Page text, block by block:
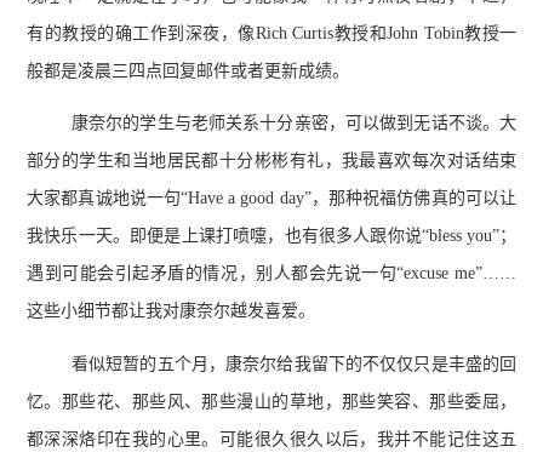
有的教授的确工作到深夜，像Rich Curtis教授和John Tobin教授一
般都是凌晨三四点回复邮件或者更新成绩。
康奈尔的学生与老师关系十分亲密，可以做到无话不谈。大
部分的学生和当地居民都十分彬彬有礼，我最喜欢每次对话结束
大家都真诚地说一句“Have a good day”，那种祝福仿佛真的可以让
我快乐一天。即便是上课打喷嚏，也有很多人跟你说“bless you”；
遇到可能会引起矛盾的情况，别人都会先说一句“excuse me”……
这些小细节都让我对康奈尔越发喜爱。
看似短暂的五个月，康奈尔给我留下的不仅仅只是丰盛的回
忆。那些花、那些风、那些漫山的草地，那些笑容、那些委屈，
都深深烙印在我的心里。可能很久很久以后，我并不能记住这五